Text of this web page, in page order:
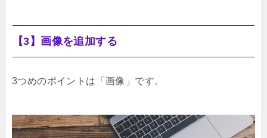
【3】画像を追加する
3つめのポイントは「画像」です。